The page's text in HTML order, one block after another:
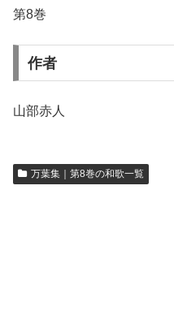
第8巻
作者
山部赤人
万葉集｜第8巻の和歌一覧